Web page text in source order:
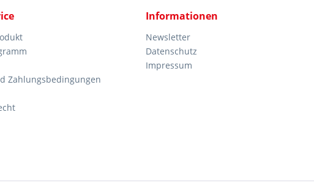
Zahlungsbedingungen
Informationen
Newsletter
Datenschutz
Impressum